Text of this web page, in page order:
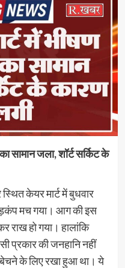
सामान जला, शॉर्ट सर्किट के
केयर मार्ट में बुधवार
मच गया। आग की इस
राख हो गया। हालांकि
प्रकार की जनहानि नहीं
बेचने के लिए रखा हुआ था। ये